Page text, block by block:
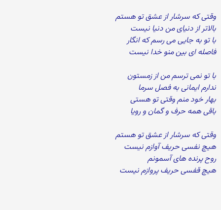
وقتی که سرشار از عشق تو هستم
بالاتر از دنیای من دنیا نیست
با تو به جایی می رسم که انگار
فاصله ای بین منو خدا نیست
با تو نمی ترسم من از زمستون
ندارم ایمانی به فصل سرما
بهار خود منم وقتی تو هستی
باقی همه حرف و گمان و رویا
وقتی که سرشار از عشق تو هستم
هیچ نفسی حریف آوازم نیست
روح پرنده های آسمونم
هیچ قفسی حریف پروازم نیست